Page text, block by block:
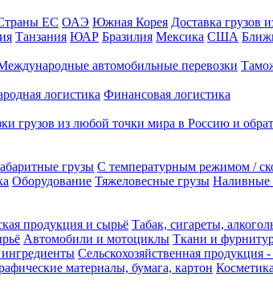
ЕС ОАЭ Южная Корея Доставка грузов
Танзания ЮАР Бразилия Мексика США
автомобильные перевозки
логистика Финансовая логистика
грузов из любой точки мира в Россию и
грузы С температурным режимом /
Оборудование Тяжеловесные грузы Наливные
продукция и сырьё Табак, сигареты,
Автомобили и мотоциклы Ткани и
Сельскохозяйственная продукция
материалы, бумага, картон